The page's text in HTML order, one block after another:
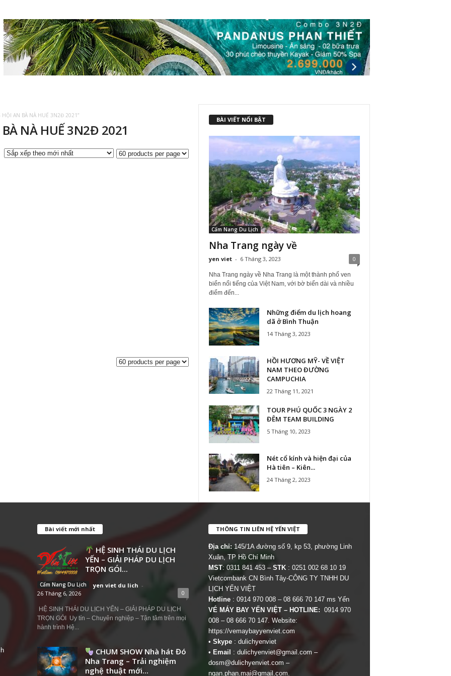
AN BÀ NÀ HUẾ 3N2Đ 2021”
NÀ HUẾ 3N2Đ 2021
BÀI VIẾT NỔI BẬT
Cẩm Nang Du Lịch
Nha Trang ngày về
yen viet - 6 Tháng 3, 2023 0
Nha Trang ngày về Nha Trang là một thành phố ven
biển nổi tiếng của Việt Nam, với bờ biển dài và nhiều
điểm đến...
Những điểm du lịch hoang
dã ở Bình Thuận
14 Tháng 3, 2023
HỒI HƯƠNG MỸ- VỀ VIỆT
NAM THEO ĐƯỜNG
CAMPUCHIA
22 Tháng 11, 2021
TOUR PHÚ QUỐC 3 NGÀY 2
ĐÊM TEAM BUILDING
5 Tháng 10, 2023
Nét cổ kính và hiện đại của
Hà tiên – Kiên...
24 Tháng 2, 2023
Bài viết mới nhất
HỆ SINH THÁI DU LỊCH
YẾN – GIẢI PHÁP DU LỊCH
TRỌN GÓI...
Cẩm Nang Du Lịch yen viet du lich -
26 Tháng 6, 2026
0
HỆ SINH THÁI DU LỊCH YẾN – GIẢI PHÁP DU LỊCH
TRỌN GÓI Uy tín – Chuyên nghiệp – Tận tâm trên mọi
hành trình Hệ...
CHUM SHOW Nhà hát Đó
Nha Trang – Trải nghiệm
nghệ thuật mới...
THÔNG TIN LIÊN HỆ YẾN VIỆT
Địa chỉ: 145/1A đường số 9, kp 53, phường Linh
Xuân, TP Hồ Chí Minh
MST: 0311 841 453 – STK: 0251 002 68 10 19
Vietcombank CN Bình Tây-CÔNG TY TNHH DU
LỊCH YẾN VIỆT
Hotline : 0914 970 008 – 08 666 70 147 ms Yến
VÉ MÁY BAY YẾN VIỆT – HOTLINE: 0914 970
008 – 08 666 70 147. Website:
https://vemaybayyenviet.com
• Skype: dulichyenviet
• Email : dulichyenviet@gmail.com –
dosm@dulichyenviet.com –
ngan.phan.mai@gmail.com